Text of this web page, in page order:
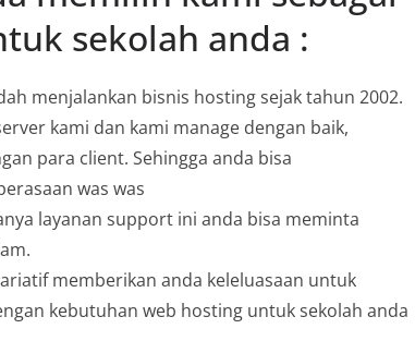
sekolah anda :
menjalankan bisnis hosting sejak tahun 2002.
kami dan kami manage dengan baik,
para client. Sehingga anda bisa
was was
layanan support ini anda bisa meminta
memberikan anda keleluasaan untuk
kebutuhan web hosting untuk sekolah anda